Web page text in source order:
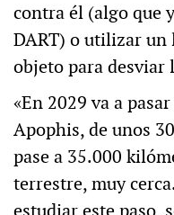
contra él (algo que
DART) o utilizar
objeto para desviar
«En 2029 va a
Apophis, de unos
pase a 35.000
terrestre, muy